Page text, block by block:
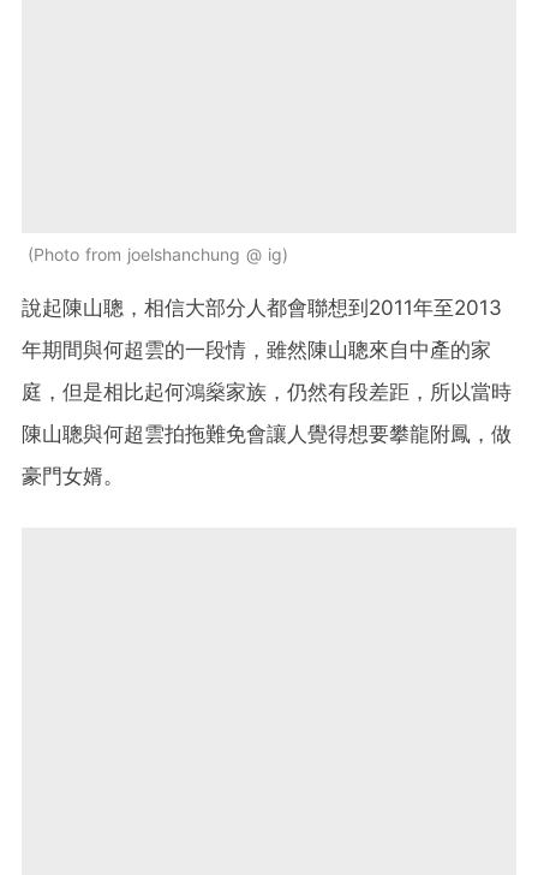
Photo from joelshanchung @ ig
說起陳山聰，相信大部分人都會聯想到2011年至2013
年期間與何超雲的一段情，雖然陳山聰來自中產的家
庭，但是相比起何鴻燊家族，仍然有段差距，所以當時
陳山聰與何超雲拍拖難免會讓人覺得想要攀龍附鳳，做
豪門女婿。